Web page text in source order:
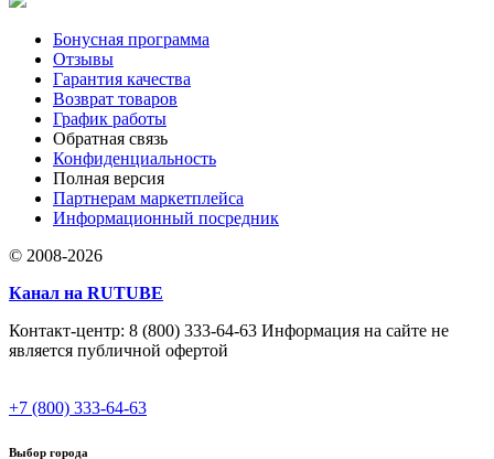
Бонусная программа
Отзывы
Гарантия качества
Возврат товаров
График работы
Обратная связь
Конфиденциальность
Полная версия
Партнерам маркетплейса
Информационный посредник
© 2008-2026
Канал на RUTUBE
Контакт-центр: 8 (800) 333-64-63 Информация на сайте не
является публичной офертой
+7 (800) 333-64-63
Выбор города